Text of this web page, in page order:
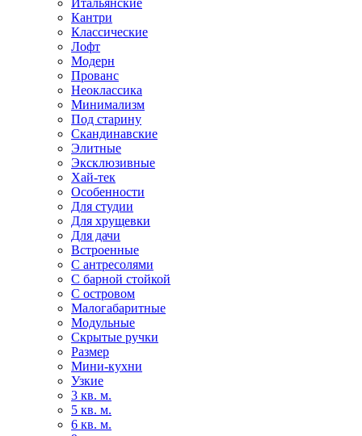
Итальянские
Кантри
Классические
Лофт
Модерн
Прованс
Неоклассика
Минимализм
Под старину
Скандинавские
Элитные
Эксклюзивные
Хай-тек
Особенности
Для студии
Для хрущевки
Для дачи
Встроенные
С антресолями
С барной стойкой
С островом
Малогабаритные
Модульные
Скрытые ручки
Размер
Мини-кухни
Узкие
3 кв. м.
5 кв. м.
6 кв. м.